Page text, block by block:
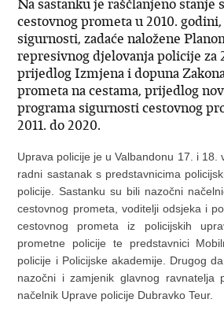
Na sastanku je raščlanjeno stanje
cestovnog prometa u 2010.
sigurnosti, zadaće naložene
represivnog djelovanja policije za
prijedlog Izmjena i dopuna
prometa na cestama, prijedlog
programa sigurnosti cestovnog
2011. do 2020.
Uprava policije je u Valbandonu 17. i 18.
radni sastanak s predstavnicima
policije. Sastanku su bili nazočni
cestovnog prometa, voditelji odsjeka i
cestovnog prometa iz policijskih
prometne policije te predstavnici
policije i Policijske akademije. Drugog
nazočni i zamjenik glavnog ravnatelja
načelnik Uprave policije Dubravko Teur.